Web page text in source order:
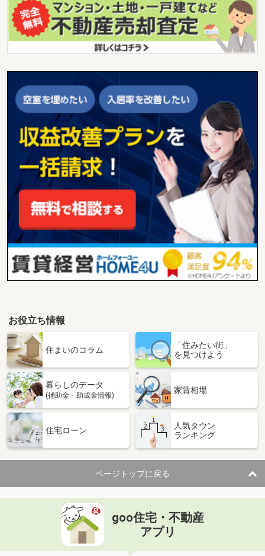
お役立ち情報
住まいのコラム
「住みたい街」
を見つけよう
暮らしのデータ
(補助金・助成金情報)
家賃相場
住宅ローン
人気タウン
ランキング
ページトップに戻る
goo住宅・不動産
アプリ